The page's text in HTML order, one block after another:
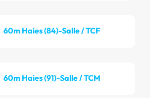
60m Haies (84)-Salle / TCF
60m Haies (91)-Salle / TCM